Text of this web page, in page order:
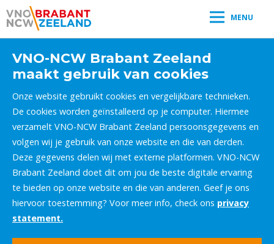
MENU
VNO-NCW Brabant Zeeland
maakt gebruik van cookies
Onze website gebruikt cookies en vergelijkbare technieken.
De cookies worden geïnstalleerd op je computer. Hiermee
verzamelt VNO-NCW Brabant Zeeland persoonsgegevens en
volgen wij je gebruik van onze website en die van derden.
Deze gegevens delen wij met externe platformen. VNO-NCW
Brabant Zeeland doet dit om jou de beste digitale ervaring
te bieden op onze website en die van anderen. Geef je ons
hiervoor toestemming? Voor meer info, check ons privacy
statement.